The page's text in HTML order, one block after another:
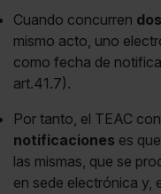
Cuando concurren
mismo acto, uno
como fecha de
art.41.7).
Por tanto, el TEAC
notificaciones es
las mismas, que se
en sede electrónica y,